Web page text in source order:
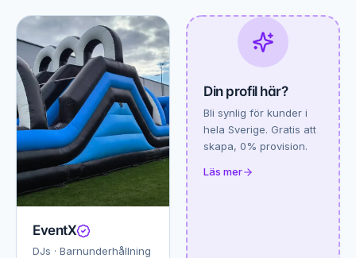
EventX
DJs · Barnunderhållning
Din profil här?
Bli synlig för kunder i
hela Sverige. Gratis att
skapa, 0% provision.
Läs mer